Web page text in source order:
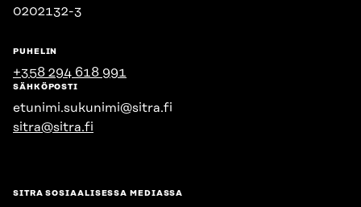
0202132-3
PUHELIN
+358 294 618 991
SÄHKÖPOSTI
etunimi.sukunimi@sitra.fi
sitra@sitra.fi
SITRA SOSIAALISESSA MEDIASSA